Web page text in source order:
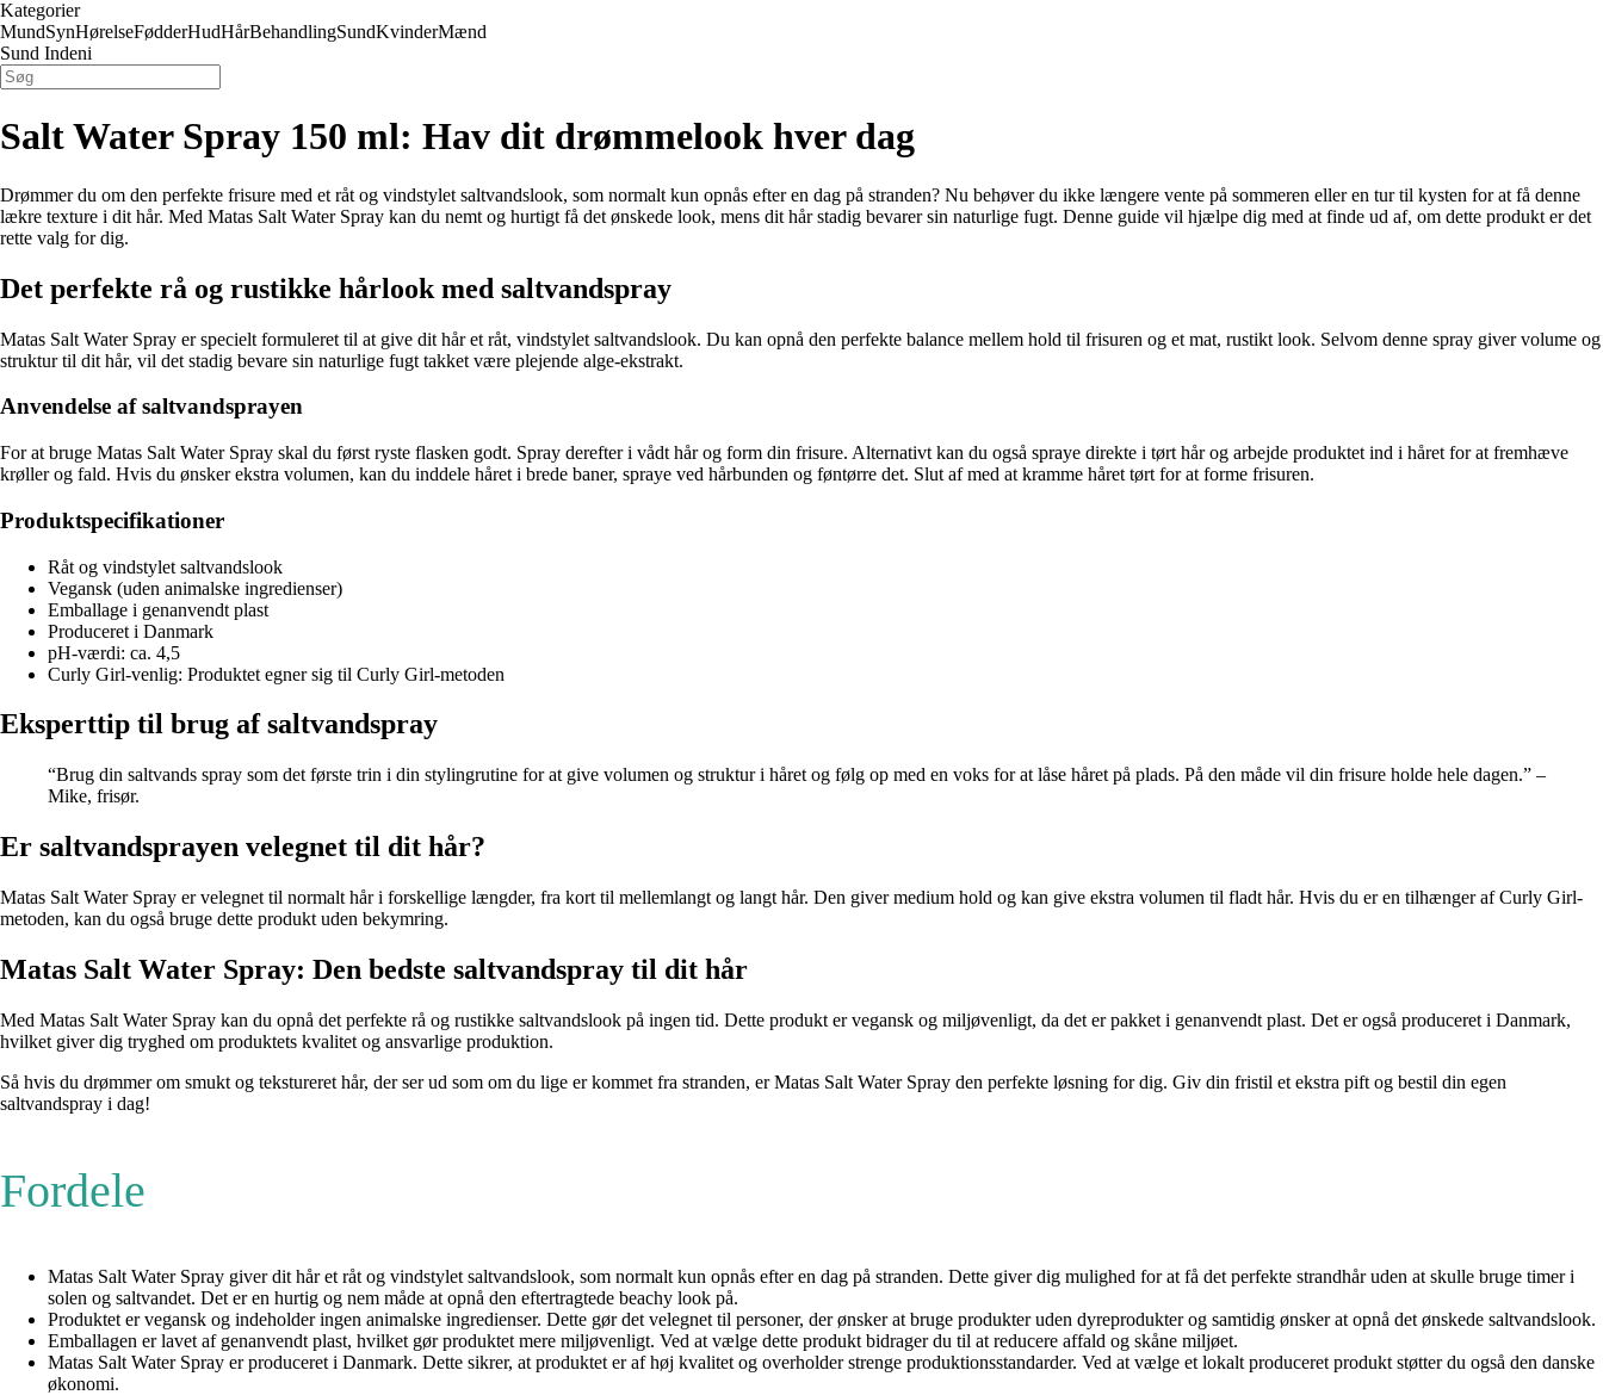
Kategorier
MundSynHørelseFødderHudHårBehandlingSundKvinderMænd
Sund Indeni
Salt Water Spray 150 ml: Hav dit drømmelook hver dag
Drømmer du om den perfekte frisure med et råt og vindstylet saltvandslook, som normalt kun opnås efter en dag på stranden? Nu behøver du ikke længere vente på sommeren eller en tur til kysten for at få denne
lækre texture i dit hår. Med Matas Salt Water Spray kan du nemt og hurtigt få det ønskede look, mens dit hår stadig bevarer sin naturlige fugt. Denne guide vil hjælpe dig med at finde ud af, om dette produkt er det
rette valg for dig.
Det perfekte rå og rustikke hårlook med saltvandspray
Matas Salt Water Spray er specielt formuleret til at give dit hår et råt, vindstylet saltvandslook. Du kan opnå den perfekte balance mellem hold til frisuren og et mat, rustikt look. Selvom denne spray giver volume og
struktur til dit hår, vil det stadig bevare sin naturlige fugt takket være plejende alge-ekstrakt.
Anvendelse af saltvandsprayen
For at bruge Matas Salt Water Spray skal du først ryste flasken godt. Spray derefter i vådt hår og form din frisure. Alternativt kan du også spraye direkte i tørt hår og arbejde produktet ind i håret for at fremhæve
krøller og fald. Hvis du ønsker ekstra volumen, kan du inddele håret i brede baner, spraye ved hårbunden og føntørre det. Slut af med at kramme håret tørt for at forme frisuren.
Produktspecifikationer
Råt og vindstylet saltvandslook
Vegansk (uden animalske ingredienser)
Emballage i genanvendt plast
Produceret i Danmark
pH-værdi: ca. 4,5
Curly Girl-venlig: Produktet egner sig til Curly Girl-metoden
Eksperttip til brug af saltvandspray
“Brug din saltvands spray som det første trin i din stylingrutine for at give volumen og struktur i håret og følg op med en voks for at låse håret på plads. På den måde vil din frisure holde hele dagen.” –
Mike, frisør.
Er saltvandsprayen velegnet til dit hår?
Matas Salt Water Spray er velegnet til normalt hår i forskellige længder, fra kort til mellemlangt og langt hår. Den giver medium hold og kan give ekstra volumen til fladt hår. Hvis du er en tilhænger af Curly Girl-
metoden, kan du også bruge dette produkt uden bekymring.
Matas Salt Water Spray: Den bedste saltvandspray til dit hår
Med Matas Salt Water Spray kan du opnå det perfekte rå og rustikke saltvandslook på ingen tid. Dette produkt er vegansk og miljøvenligt, da det er pakket i genanvendt plast. Det er også produceret i Danmark,
hvilket giver dig tryghed om produktets kvalitet og ansvarlige produktion.
Så hvis du drømmer om smukt og tekstureret hår, der ser ud som om du lige er kommet fra stranden, er Matas Salt Water Spray den perfekte løsning for dig. Giv din fristil et ekstra pift og bestil din egen
saltvandspray i dag!
Fordele
Matas Salt Water Spray giver dit hår et råt og vindstylet saltvandslook, som normalt kun opnås efter en dag på stranden. Dette giver dig mulighed for at få det perfekte strandhår uden at skulle bruge timer i
solen og saltvandet. Det er en hurtig og nem måde at opnå den eftertragtede beachy look på.
Produktet er vegansk og indeholder ingen animalske ingredienser. Dette gør det velegnet til personer, der ønsker at bruge produkter uden dyreprodukter og samtidig ønsker at opnå det ønskede saltvandslook.
Emballagen er lavet af genanvendt plast, hvilket gør produktet mere miljøvenligt. Ved at vælge dette produkt bidrager du til at reducere affald og skåne miljøet.
Matas Salt Water Spray er produceret i Danmark. Dette sikrer, at produktet er af høj kvalitet og overholder strenge produktionsstandarder. Ved at vælge et lokalt produceret produkt støtter du også den danske
økonomi.